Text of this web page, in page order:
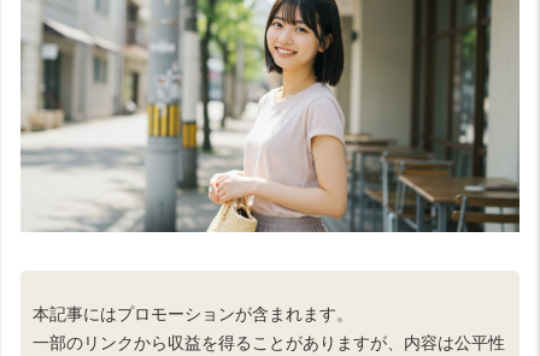
本記事にはプロモーションが含まれます。
一部のリンクから収益を得ることがありますが、内容は公平性